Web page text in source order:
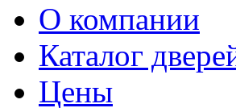
О компании
Каталог
Цены